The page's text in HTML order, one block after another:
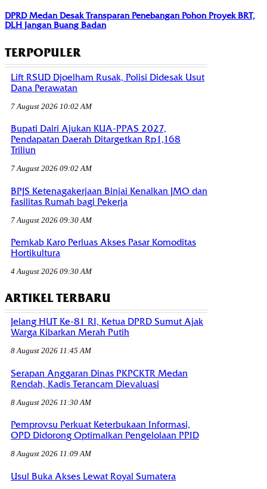
DPRD Medan Desak Transparan Penebangan Pohon Proyek BRT,
DLH Jangan Buang Badan
TERPOPULER
Lift RSUD Djoelham Rusak, Polisi Didesak Usut
Dana Perawatan
7 August 2026 10:02 AM
Bupati Dairi Ajukan KUA-PPAS 2027,
Pendapatan Daerah Ditargetkan Rp1,168
Triliun
7 August 2026 09:02 AM
BPJS Ketenagakerjaan Binjai Kenalkan JMO dan
Fasilitas Rumah bagi Pekerja
7 August 2026 09:30 AM
Pemkab Karo Perluas Akses Pasar Komoditas
Hortikultura
4 August 2026 09:30 AM
ARTIKEL TERBARU
Jelang HUT Ke-81 RI, Ketua DPRD Sumut Ajak
Warga Kibarkan Merah Putih
8 August 2026 11:45 AM
Serapan Anggaran Dinas PKPCKTR Medan
Rendah, Kadis Terancam Dievaluasi
8 August 2026 11:30 AM
Pemprovsu Perkuat Keterbukaan Informasi,
OPD Didorong Optimalkan Pengelolaan PPID
8 August 2026 11:09 AM
Usul Buka Akses Lewat Royal Sumatera